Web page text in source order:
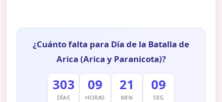
¿Cuánto falta para Día de la Batalla de
Arica (Arica y Paranicota)?
303
DÍAS
09
HORAS
21
MIN
09
SEG